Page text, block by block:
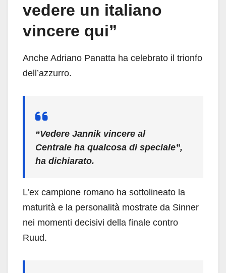
vedere un italiano
vincere qui”
Anche Adriano Panatta ha celebrato il trionfo
dell’azzurro.
“Vedere Jannik vincere al
Centrale ha qualcosa di speciale”,
ha dichiarato.
L’ex campione romano ha sottolineato la
maturità e la personalità mostrate da Sinner
nei momenti decisivi della finale contro
Ruud.